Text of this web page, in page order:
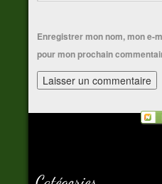
Enregistrer mon nom, mon e-
pour mon prochain